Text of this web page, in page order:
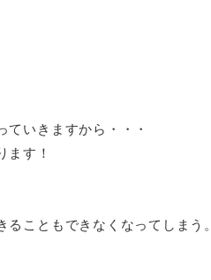
いきますから・・・
ます！
こともできなくなってしまう。